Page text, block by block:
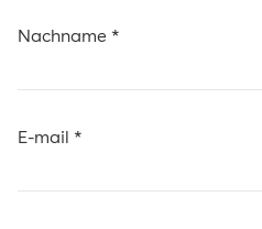
Nachname *
E-mail *